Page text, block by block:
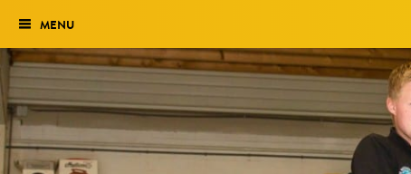
Verkiezing
Het traject
Historie
MENU